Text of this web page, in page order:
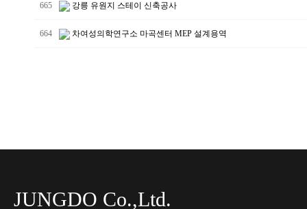
665 강릉 유원지 스테이 신축공사
664 차여성의학연구소 마곡센터 MEP 설계용역
JUNGDO Co.,Ltd.